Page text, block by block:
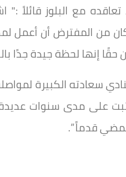
مع البلوز قائلاً
من المفترض أن أعمل
حقًا إنها لحظة جيدة جدًا
سعادته الكبيرة
على مدى سنوات
قدماً ”.